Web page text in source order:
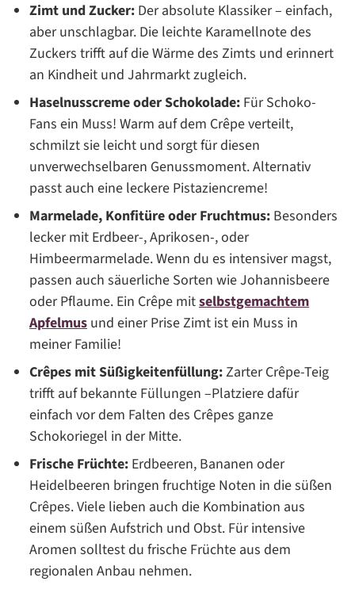
Zimt und Zucker: Der absolute Klassiker – einfach,
aber unschlagbar. Die leichte Karamellnote des
Zuckers trifft auf die Wärme des Zimts und erinnert
an Kindheit und Jahrmarkt zugleich.
Haselnusscreme oder Schokolade: Für Schoko-
Fans ein Muss! Warm auf dem Crêpe verteilt,
schmilzt sie leicht und sorgt für diesen
unverwechselbaren Genussmoment. Alternativ
passt auch eine leckere Pistaziencreme!
Marmelade, Konfitüre oder Fruchtmus: Besonders
lecker mit Erdbeer-, Aprikosen-, oder
Himbeermarmelade. Wenn du es intensiver magst,
passen auch säuerliche Sorten wie Johannisbeere
oder Pflaume. Ein Crêpe mitselbstgemachtem
Apfelmus und einer Prise Zimt ist ein Muss in
meiner Familie!
Crêpes mit Süßigkeitenfüllung:Zarter Crêpe-Teig
trifft auf bekannte Füllungen –Platziere dafür
einfach vor dem Falten des Crêpes ganze
Schokoriegel in der Mitte.
Frische Früchte: Erdbeeren, Bananen oder
Heidelbeeren bringen fruchtige Noten in die süßen
Crêpes. Viele lieben auch die Kombination aus
einem süßen Aufstrich und Obst. Für intensive
Aromen solltest du frische Früchte aus dem
regionalen Anbau nehmen.